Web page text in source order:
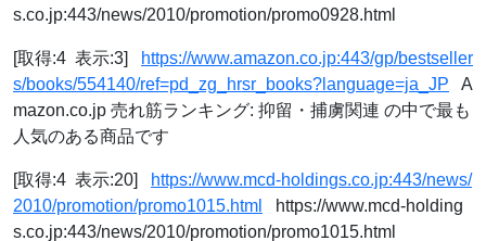
s.co.jp:443/news/2010/promotion/promo0928.html
[取得:4 表示:3]
https://www.amazon.co.jp:443/gp/bestseller
s/books/554140/ref=pd_zg_hrsr_books?language=ja_JP A
mazon.co.jp 売れ筋ランキング: 抑留・捕虜関連 の中で最も
人気のある商品です
[取得:4 表示:20]
https://www.mcd-holdings.co.jp:443/news/
2010/promotion/promo1015.html
https://www.mcd-holding
s.co.jp:443/news/2010/promotion/promo1015.html